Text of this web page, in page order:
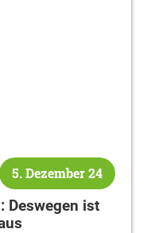
5. Dezember 24
Deswegen ist